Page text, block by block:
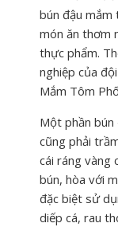
bún đậu mắm
món ăn thơm
thực phẩm.
nghiệp của
Mắm Tôm
Một phần bún
cũng phải
cái ráng vàng
bún, hòa với
đặc biệt sử
diếp cá, rau